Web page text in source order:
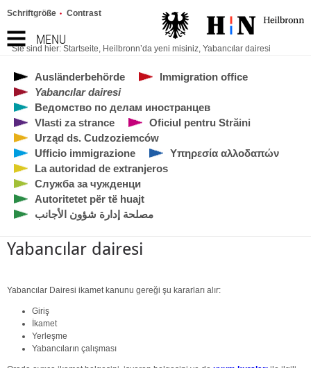
MENU
Schriftgröße Contrast
Sie sind hier: Startseite, Heilbronn’da yeni misiniz, Yabancılar dairesi
Ausländerbehörde
Immigration office
Yabancılar dairesi
Ведомство по делам иностранцев
Vlasti za strance
Oficiul pentru Străini
Urząd ds. Cudzoziemców
Ufficio immigrazione
Υπηρεσία αλλοδαπών
La autoridad de extranjeros
Служба за чужденци
Autoritetet për të huajt
مصلحة إدارة شؤون الأجانب
Yabancılar dairesi
Yabancılar Dairesi ikamet kanunu gereği şu kararları alır:
Giriş
İkamet
Yerleşme
Yabancıların çalışması